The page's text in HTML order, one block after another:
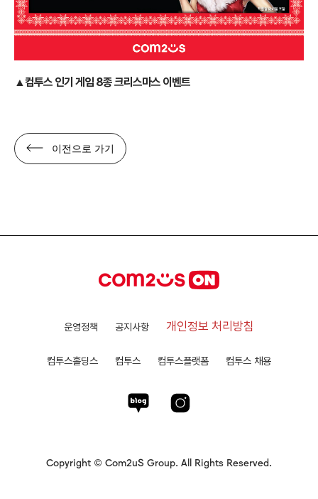
▲컴투스 인기 게임 8종 크리스마스 이벤트
이전으로 가기
운영정책 공지사항 개인정보 처리방침
컴투스홀딩스 컴투스 컴투스플랫폼 컴투스 채용
Copyright © Com2uS Group. All Rights Reserved.